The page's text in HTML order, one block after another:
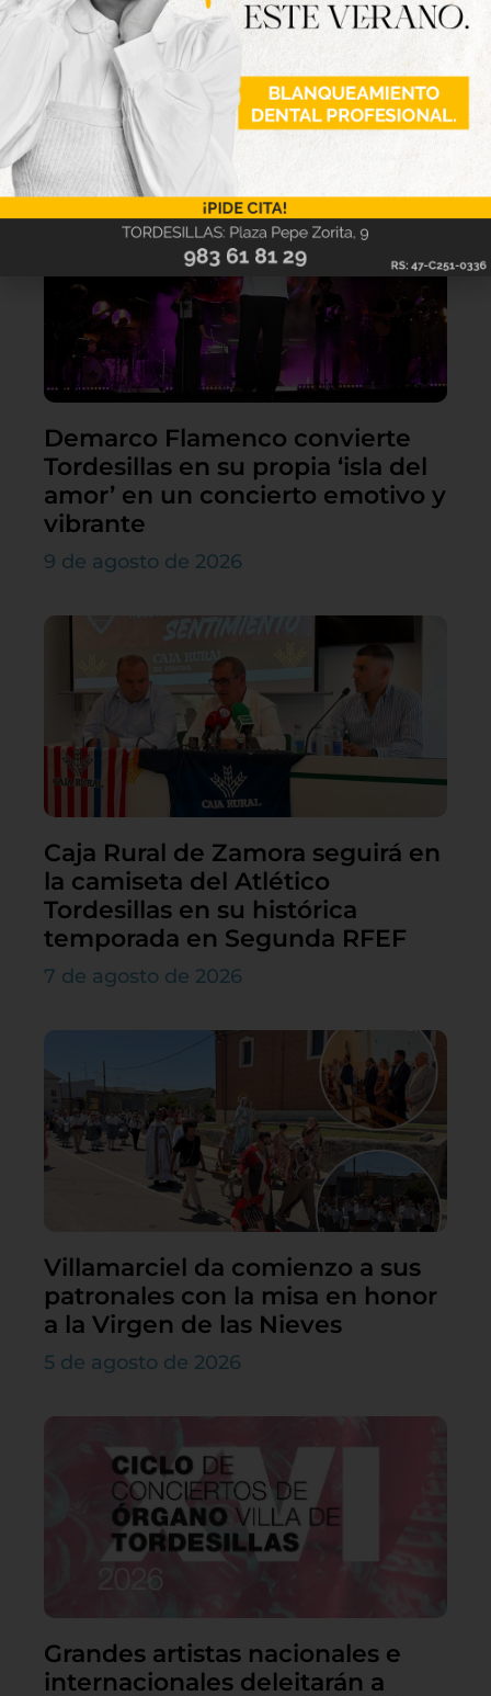
Lo último
Demarco Flamenco convierte
Tordesillas en su propia ‘isla del
amor’ en un concierto emotivo y
vibrante
9 de agosto de 2026
Caja Rural de Zamora seguirá en
la camiseta del Atlético
Tordesillas en su histórica
temporada en Segunda RFEF
7 de agosto de 2026
Villamarciel da comienzo a sus
patronales con la misa en honor
a la Virgen de las Nieves
5 de agosto de 2026
Grandes artistas nacionales e
internacionales deleitarán a